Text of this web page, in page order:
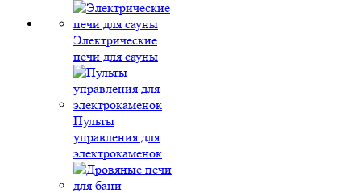
Электрические
печи для сауны
Пульты
управления для
электрокаменок